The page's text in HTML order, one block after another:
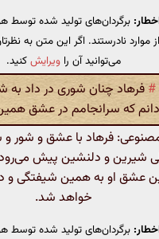
برگردان‌های تولید شده
موارد نادرستند. اگر این متن به
می‌توانید آن را ویرایشکنید.
#فرهاد چنان شوری در داد به
دانم که سرانجامم در عشق
فرهاد با عشق و شور و
شیرین و دلنشین پیش
عشق او به همین شیفتگی
خواهد شد.
برگردان‌های تولید شده